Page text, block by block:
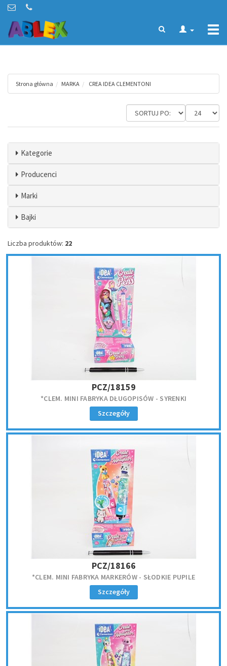
Strona główna MARKA CREA IDEA CLEMENTONI
Kategorie
Producenci
Marki
Bajki
Liczba produktów: 22
PCZ/18159
*CLEM. MINI FABRYKA DŁUGOPISÓW - SYRENKI
Szczegóły
PCZ/18166
*CLEM. MINI FABRYKA MARKERÓW - SŁODKIE PUPILE
Szczegóły